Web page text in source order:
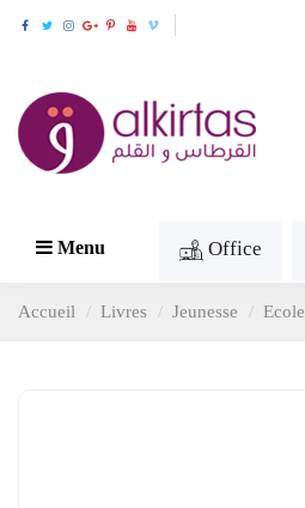
Menu Office
Accueil Livres Jeunesse Ecole